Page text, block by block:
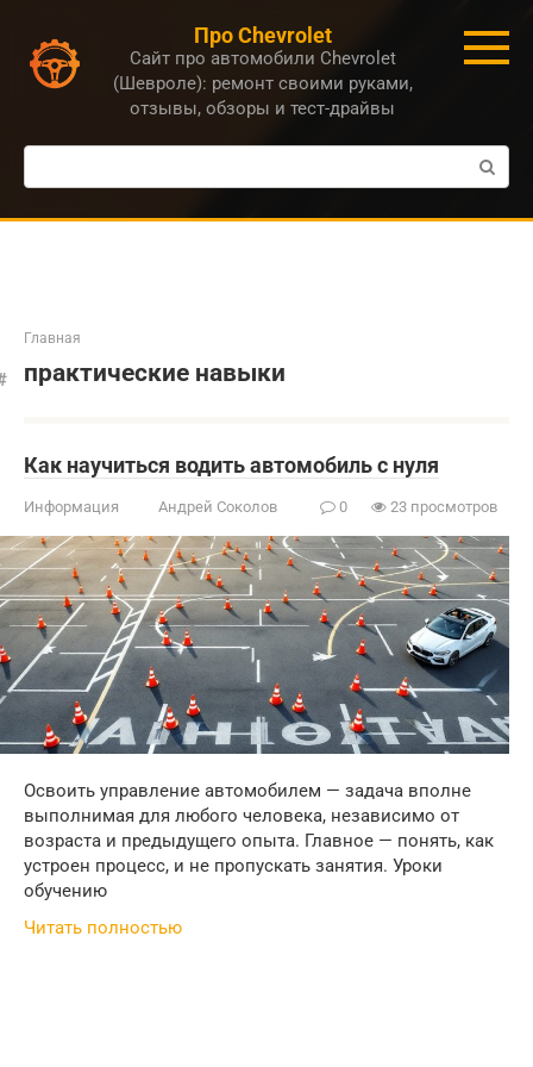
контенту
Про Chevrolet
Сайт про автомобили Chevrolet
(Шевроле): ремонт своими руками,
отзывы, обзоры и тест-драйвы
Поиск:
Главная
практические навыки
Как научиться водить автомобиль с нуля
Информация Андрей Соколов 0 23 просмотров
Освоить управление автомобилем — задача вполне
выполнимая для любого человека, независимо от
возраста и предыдущего опыта. Главное — понять, как
устроен процесс, и не пропускать занятия. Уроки
обучению
Читать полностью